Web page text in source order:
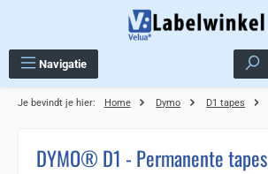
Navigatie
Je bevindt je hier: Home Dymo D1 tapes
DYMO® D1 - Permanente tapes